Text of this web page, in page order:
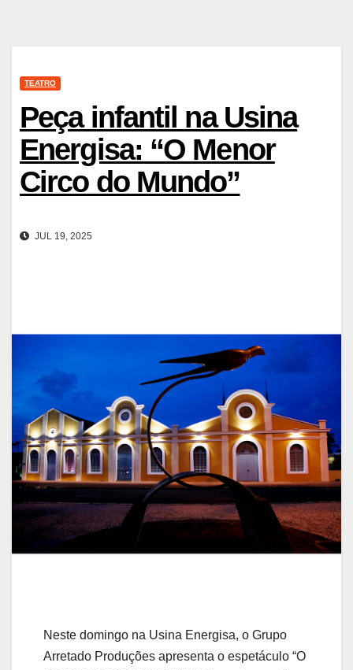
TEATRO
Peça infantil na Usina
Energisa: “O Menor
Circo do Mundo”
JUL 19, 2025
Neste domingo na Usina Energisa, o Grupo
Arretado Produções apresenta o espetáculo “O